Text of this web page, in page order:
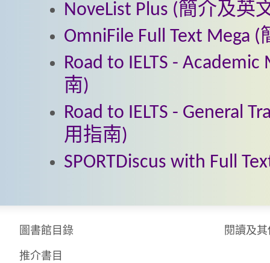
NoveList Plus (簡介及英
OmniFile Full Text
Road to IELTS -
南)
Road to IELTS - General
用指南)
SPORTDiscus with Full
圖書館目錄
推介書目
閱讀及